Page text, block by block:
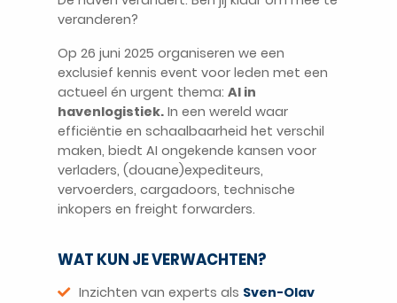
NL
veranderen?
Op 26 juni 2025 organiseren we een
exclusief kennis event voor leden met een
actueel én urgent thema: AI in
havenlogistiek. In een wereld waar
efficiëntie en schaalbaarheid het verschil
maken, biedt AI ongekende kansen voor
verladers, (douane)expediteurs,
vervoerders, cargadoors, technische
inkopers en freight forwarders.
WAT KUN JE VERWACHTEN?
Inzichten van experts als Sven-Olav